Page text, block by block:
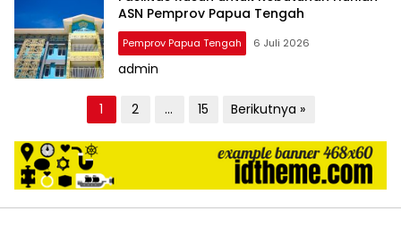
ASN Pemprov Papua Tengah
Pemprov Papua Tengah 6 Juli 2026
admin
a
g
i
n
1 2 … 15 Berikutnya »